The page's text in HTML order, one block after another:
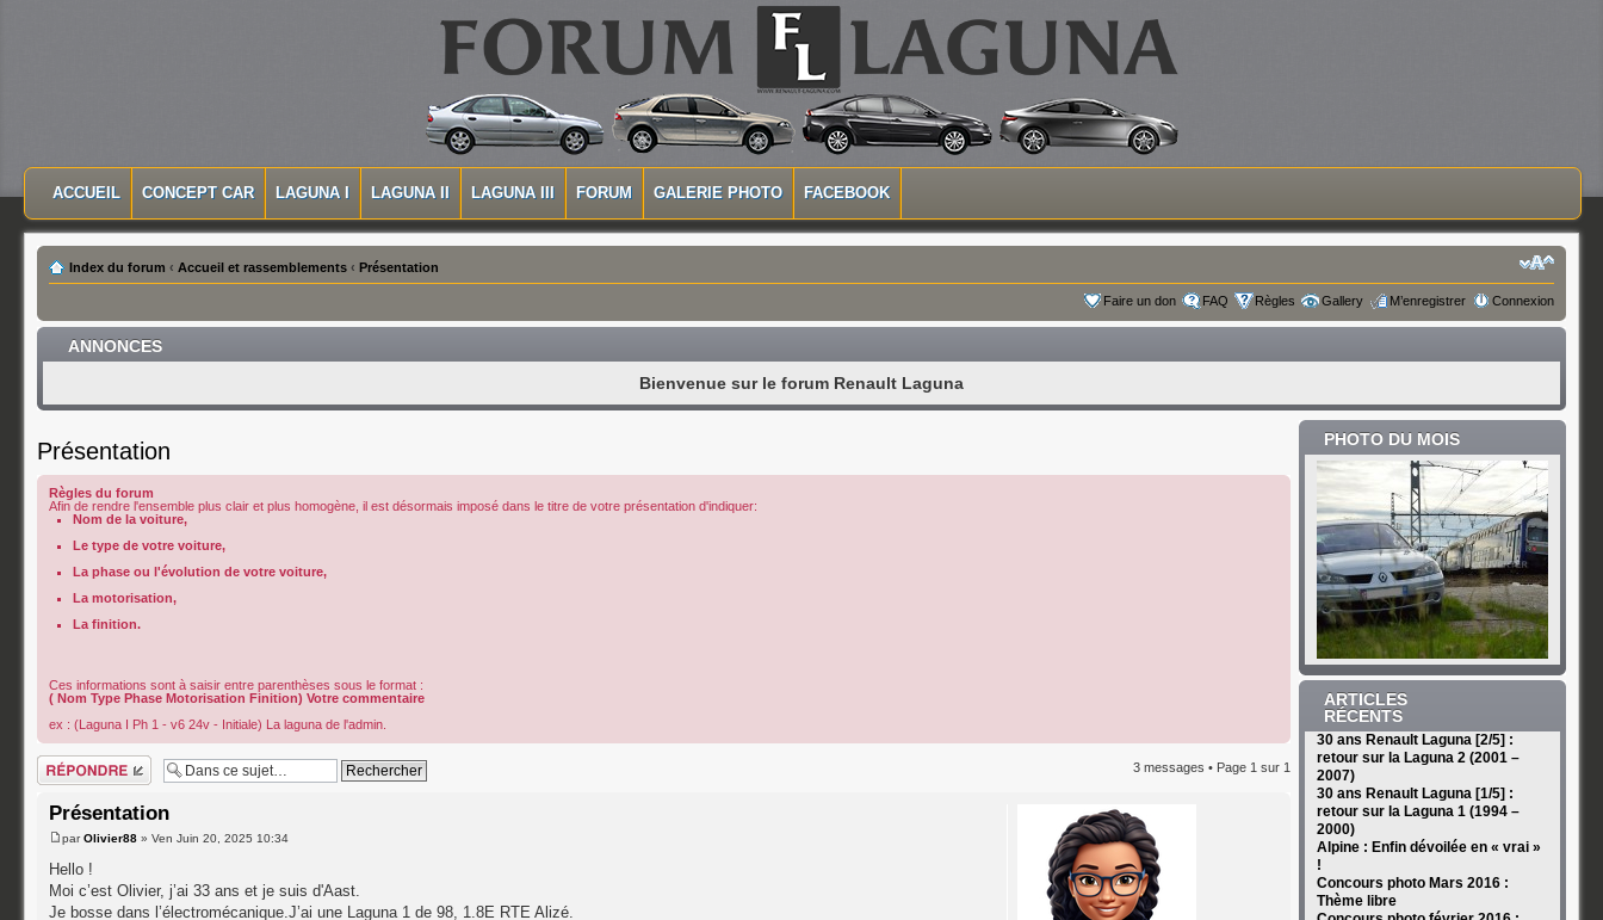
MENU PRINCIPAL
ACCUEIL CONCEPT CAR LAGUNA I LAGUNA II LAGUNA III FORUM GALERIE PHOTO FACEBOOK
Index du forum ‹ Accueil et rassemblements ‹ Présentation
Faire un don FAQ Règles Gallery M’enregistrer Connexion
ANNONCES
Bienvenue sur le forum Renault Laguna
Présentation
Règles du forum
Afin de rendre l'ensemble plus clair et plus homogène, il est désormais imposé dans le titre de votre présentation d'indiquer:
Nom de la voiture,
Le type de votre voiture,
La phase ou l'évolution de votre voiture,
La motorisation,
La finition.
Ces informations sont à saisir entre parenthèses sous le format :
( Nom Type Phase Motorisation Finition) Votre commentaire
ex : (Laguna I Ph 1 - v6 24v - Initiale) La laguna de l'admin.
Répondre 3 messages • Page 1 sur 1
Présentation
parOlivier88 » Ven Juin 20, 2025 10:34
Hello !
Moi c’est Olivier, j’ai 33 ans et je suis d'Aast.
Je bosse dans l’électromécanique.J’ai une Laguna 1 de 98, 1.8E RTE Alizé.
PHOTO DU MOIS
ARTICLES
RÉCENTS
30 ans Renault Laguna [2/5] :
retour sur la Laguna 2 (2001 –
2007)
30 ans Renault Laguna [1/5] :
retour sur la Laguna 1 (1994 –
2000)
Alpine : Enfin dévoilée en « vrai »
!
Concours photo Mars 2016 :
Thème libre